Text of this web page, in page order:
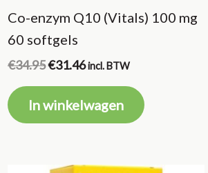
Co-enzym Q10 (Vitals) 100 mg
60 softgels
€34.95Oorspronkelijke
€34.95.
€31.46Huidige
€31.46.
incl. BTW
In winkelwagen